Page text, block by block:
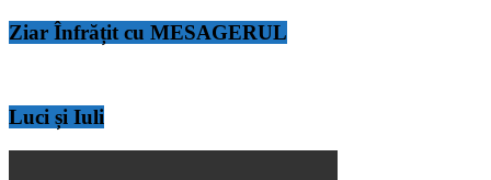
Ziar Înfrățit cu MESAGERUL
Luci și Iuli